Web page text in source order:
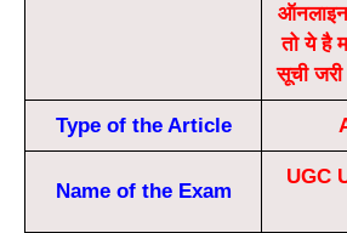
ऑनलाइन
तो ये है
सूची जरी
Type of the Article
Name of the Exam
UGC